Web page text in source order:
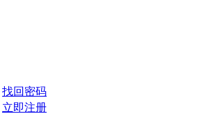
找回密码
立即注册